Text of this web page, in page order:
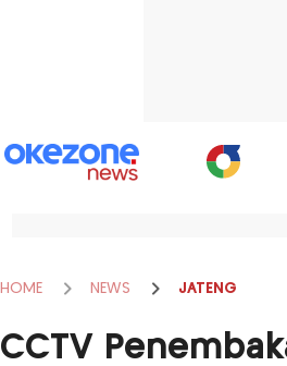
HOME NEWS JATENG
CCTV